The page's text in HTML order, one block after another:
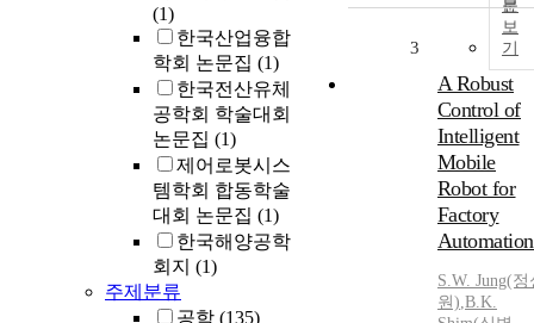
(1)
한국산업융합
학회 논문집 (1)
한국전산유체
공학회 학술대회
논문집 (1)
제어로봇시스
템학회 합동학술
대회 논문집 (1)
한국해양공학
회지 (1)
주제분류
공학 (135)
문
보
기
3
A Robust
Control of
Intelligent
Mobile
Robot for
Factory
Automation
S.W. Jung(정
원),B.K.